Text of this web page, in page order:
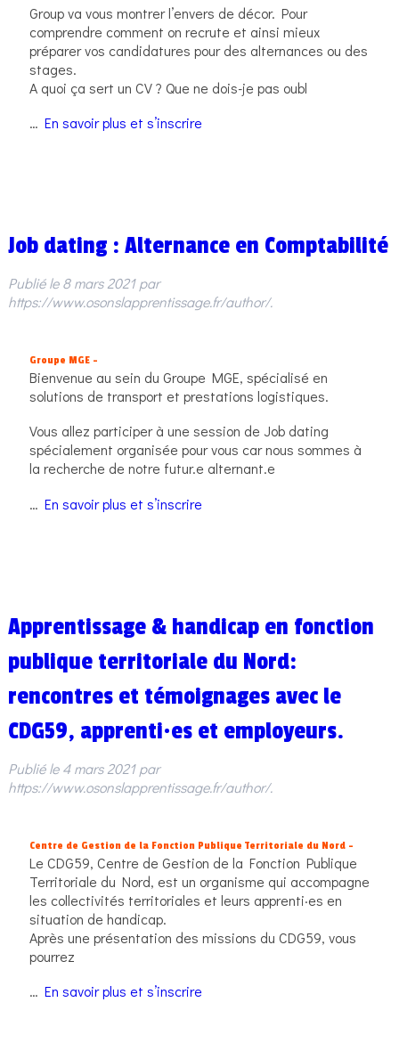
Group va vous montrer l’envers de décor. Pour
comprendre comment on recrute et ainsi mieux
préparer vos candidatures pour des alternances ou des
stages.
A quoi ça sert un CV ? Que ne dois-je pas oubl
… En savoir plus et s’inscrire
Job dating : Alternance en Comptabilité
Publié le8 mars 2021par
https://www.osonslapprentissage.fr/author/.
Groupe MGE –
Bienvenue au sein du Groupe MGE, spécialisé en
solutions de transport et prestations logistiques.
Vous allez participer à une session de Job dating
spécialement organisée pour vous car nous sommes à
la recherche de notre futur.e alternant.e
… En savoir plus et s’inscrire
Apprentissage & handicap en fonction
publique territoriale du Nord:
rencontres et témoignages avec le
CDG59, apprenti·es et employeurs.
Publié le4 mars 2021par
https://www.osonslapprentissage.fr/author/.
Centre de Gestion de la Fonction Publique Territoriale du Nord –
Le CDG59, Centre de Gestion de la Fonction Publique
Territoriale du Nord, est un organisme qui accompagne
les collectivités territoriales et leurs apprenti·es en
situation de handicap.
Après une présentation des missions du CDG59, vous
pourrez
… En savoir plus et s’inscrire